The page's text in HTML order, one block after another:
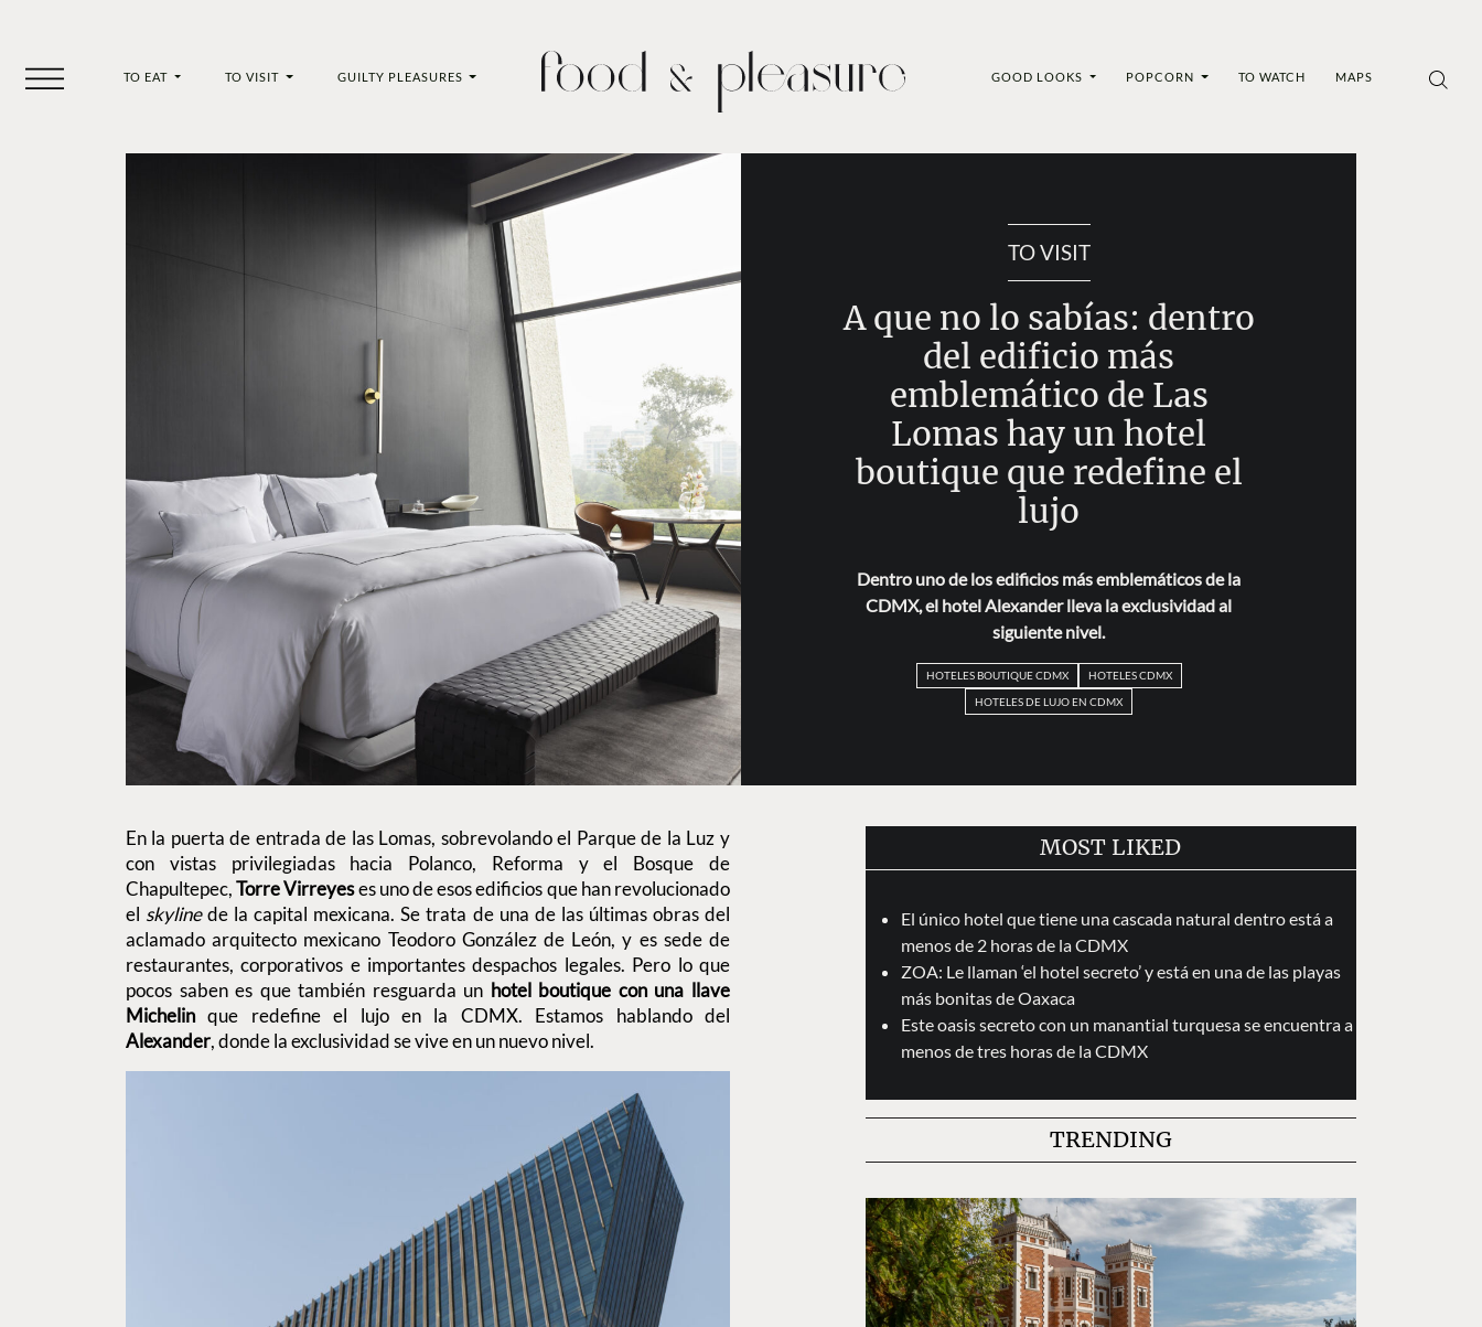
TO EAT TO VISIT GUILTY PLEASURES GOOD LOOKS POPCORN TO WATCH MAPS
TO VISIT
A que no lo sabías: dentro
del edificio más
emblemático de Las
Lomas hay un hotel
boutique que redefine el
lujo
Dentro uno de los edificios más emblemáticos de la
CDMX, el hotel Alexander lleva la exclusividad al
siguiente nivel.
HOTELES BOUTIQUE CDMX
HOTELES CDMX
HOTELES DE LUJO EN CDMX
En la puerta de entrada de las Lomas, sobrevolando el Parque de la Luz y
con vistas privilegiadas hacia Polanco, Reforma y el Bosque de
Chapultepec,Torre Virreyeses uno de esos edificios que han revolucionado
el skylinede la capital mexicana. Se trata de una de las últimas obras del
aclamado arquitecto mexicano Teodoro González de León, y es sede de
restaurantes, corporativos e importantes despachos legales. Pero lo que
pocos saben es que también resguarda un hotel boutique con una llave
Michelin que redefine el lujo en la CDMX. Estamos hablando del
Alexander, donde la exclusividad se vive en un nuevo nivel.
MOST LIKED
El único hotel que tiene una cascada natural dentro está a
menos de 2 horas de la CDMX
ZOA: Le llaman ‘el hotel secreto’ y está en una de las playas
más bonitas de Oaxaca
Este oasis secreto con un manantial turquesa se encuentra a
menos de tres horas de la CDMX
TRENDING